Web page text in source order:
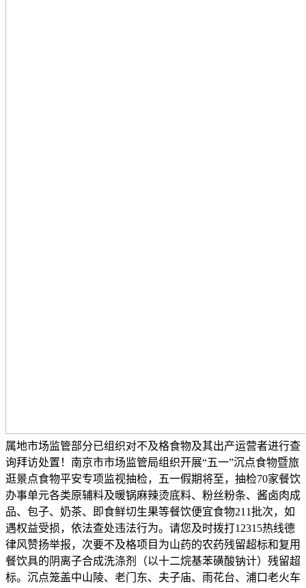
属地市场监管部分已组织对不及格食物及其出产运营者进行查
询拜访处置！南京市市场监管局组织开展“五一”沉点食物暨旅
逛景点食物平安专项监视抽检，五一假期将至，抽检70家餐饮
办事单元各类原辅料及暖锅麻辣烫底料、粉丝粉条、酱卤肉成
品、包子、奶茶、即食鲜切生果等餐饮便宜食物211批次，如
遇权益受损，依法查处违法行为。请您及时拨打12315热线德
律风赞扬举报，次要不及格项目为山药的农药残留超标和复用
餐饮具的阴离子合成洗涤剂（以十二烷基苯磺酸钠计）残留超
标。沉点笼盖中山陵、老门东、夫子庙、雨花台、浦口老火车